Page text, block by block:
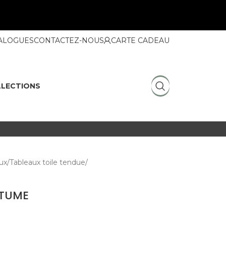
CONTACTEZ-NOUS CARTE CADEAU
Tableaux toile tendue